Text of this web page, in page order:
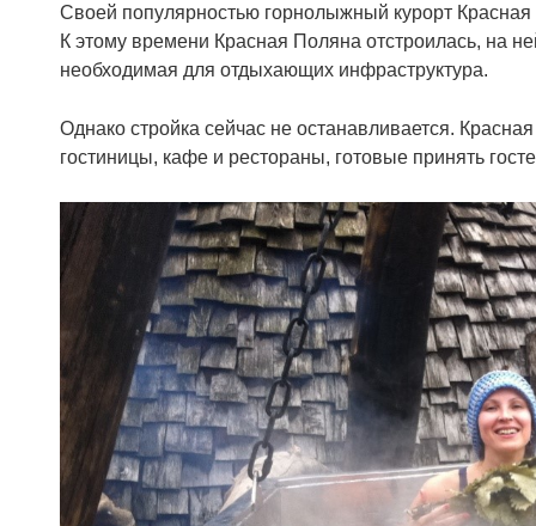
Своей популярностью горнолыжный курорт
К этому времени Красная Поляна отстроилась, на
необходимая для отдыхающих инфраструктура.
Однако стройка сейчас не останавливается.
гостиницы, кафе и рестораны, готовые принять